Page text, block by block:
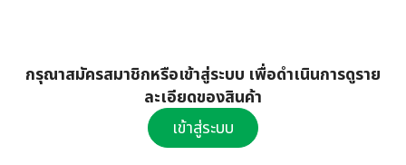
กรุณาสมัครสมาชิกหรือเข้าสู่ระบบ เพื่อดำเนินการดูราย
ละเอียดของสินค้า
เข้าสู่ระบบ